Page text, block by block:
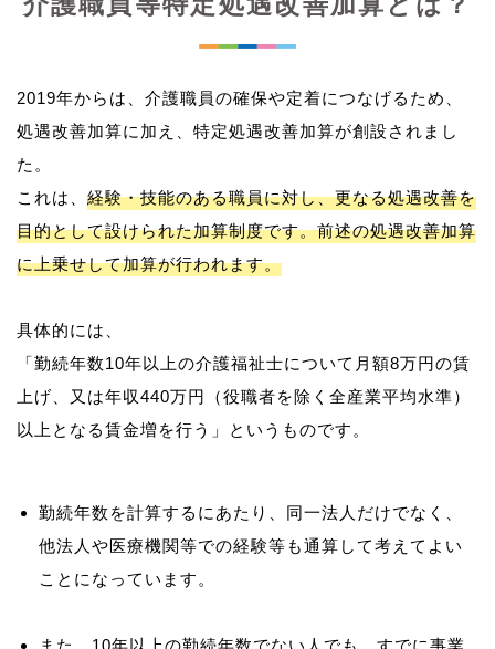
2019年からは、介護職員の確保や定着につなげるため、
処遇改善加算に加え、特定処遇改善加算が創設されまし
た。
これは、 経験・技能のある職員に対し、更なる処遇改善を
目的として設けられた加算制度です。前述の処遇改善加算
に上乗せして加算が行われます。
具体的には、
「勤続年数10年以上の介護福祉士について月額8万円の賃
上げ、又は年収440万円（役職者を除く全産業平均水準）
勤続年数を計算するにあたり、同一法人だけでなく、
他法人や医療機関等での経験等も通算して考えてよい
ことになっています。
また、10年以上の勤続年数でない人でも、すでに事業